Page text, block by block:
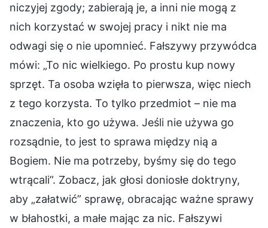
niczyjej zgody; zabierają je, a inni nie mogą z
nich korzystać w swojej pracy i nikt nie ma
odwagi się o nie upomnieć. Fałszywy przywódca
mówi: „To nic wielkiego. Po prostu kup nowy
sprzęt. Ta osoba wzięła to pierwsza, więc niech
z tego korzysta. To tylko przedmiot – nie ma
znaczenia, kto go używa. Jeśli nie używa go
rozsądnie, to jest to sprawa między nią a
Bogiem. Nie ma potrzeby, byśmy się do tego
wtrącali”. Zobacz, jak głosi doniosłe doktryny,
aby „załatwić” sprawę, obracając ważne sprawy
w błahostki, a małe mając za nic. Fałszywi